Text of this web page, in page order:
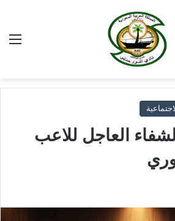
العاجل للاعب